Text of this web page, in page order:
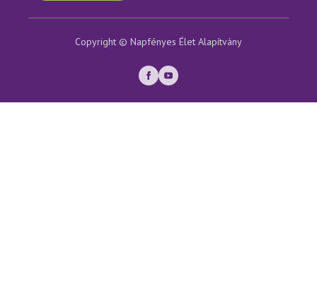
Copyright © Napfényes Élet Alapítvány